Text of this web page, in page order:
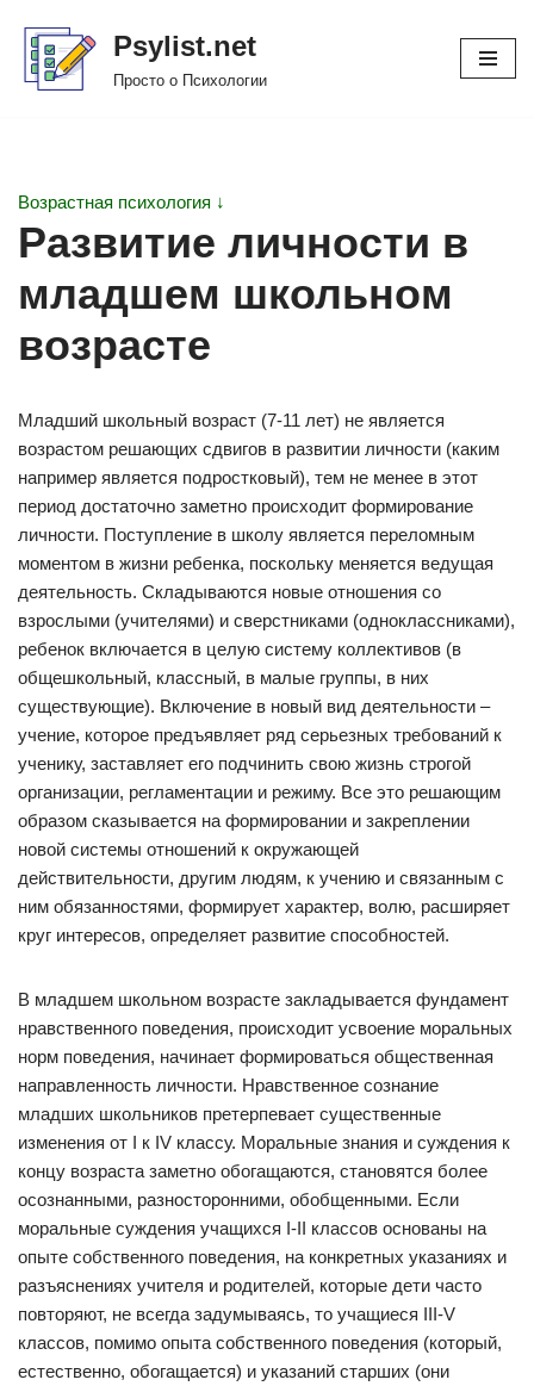
Перейти
Psylist.net
Просто о Психологии
Возрастная психология ↓
Развитие личности в
младшем школьном
возрасте
Младший школьный возраст (7-11 лет) не является
возрастом решающих сдвигов в развитии личности (каким
например является подростковый), тем не менее в этот
период достаточно заметно происходит формирование
личности. Поступление в школу является переломным
моментом в жизни ребенка, поскольку меняется ведущая
деятельность. Складываются новые отношения со
взрослыми (учителями) и сверстниками (одноклассниками),
ребенок включается в целую систему коллективов (в
общешкольный, классный, в малые группы, в них
существующие). Включение в новый вид деятельности –
учение, которое предъявляет ряд серьезных требований к
ученику, заставляет его подчинить свою жизнь строгой
организации, регламентации и режиму. Все это решающим
образом сказывается на формировании и закреплении
новой системы отношений к окружающей
действительности, другим людям, к учению и связанным с
ним обязанностями, формирует характер, волю, расширяет
круг интересов, определяет развитие способностей.
В младшем школьном возрасте закладывается фундамент
нравственного поведения, происходит усвоение моральных
норм поведения, начинает формироваться общественная
направленность личности. Нравственное сознание
младших школьников претерпевает существенные
изменения от I к IV классу. Моральные знания и суждения к
концу возраста заметно обогащаются, становятся более
осознанными, разносторонними, обобщенными. Если
моральные суждения учащихся I-II классов основаны на
опыте собственного поведения, на конкретных указаниях и
разъяснениях учителя и родителей, которые дети часто
повторяют, не всегда задумываясь, то учащиеся III-V
классов, помимо опыта собственного поведения (который,
естественно, обогащается) и указаний старших (они